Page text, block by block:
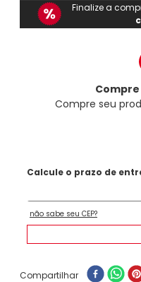
Finalize a
Compre seu
Compartilhar